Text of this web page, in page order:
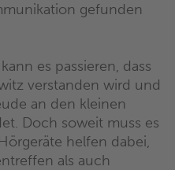
gefunden
es passieren, dass
verstanden wird und
an den kleinen
Doch soweit muss es
helfen dabei,
als auch